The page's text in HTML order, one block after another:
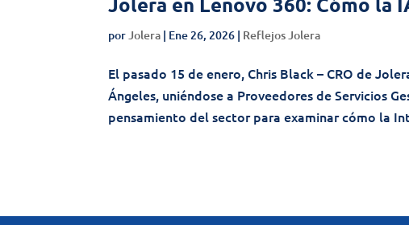
porJolera | Ene 26, 2026 | Reflejos Jolera
El pasado 15 de enero, Chris Black – CRO de
Ángeles, uniéndose a Proveedores de Servicios
pensamiento del sector para examinar cómo la